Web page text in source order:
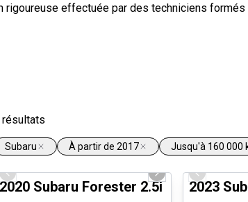
effectuée par des techniciens formés
résultats
Subaru À partir de 2017 Jusqu'à 160 000
1/25
Previous slide Next slide
2020 Subaru Forester 2.5i Previous
2023